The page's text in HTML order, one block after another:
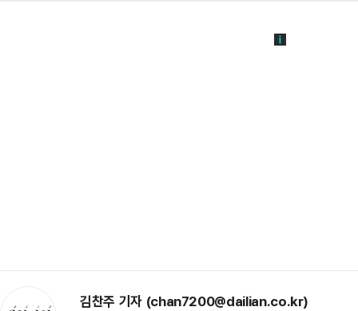
김찬주 기자 (chan7200@dailian.co.kr)